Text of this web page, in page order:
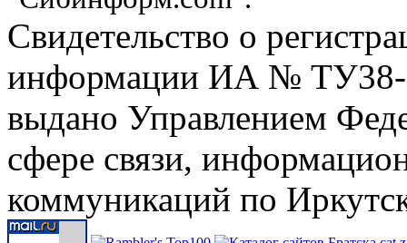
Свидетельство о
информации ИА № ТУ38-
выдано Управлением
сфере связи,
коммуникаций по